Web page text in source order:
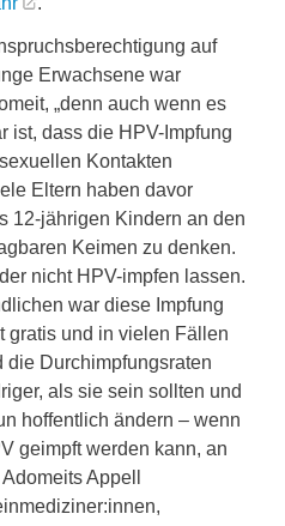
auf
Erwachsene war
„denn auch wenn es
ist, dass die HPV-Impfung
Kontakten
Eltern haben davor
12-jährigen Kindern an den
Keimen zu denken.
nicht HPV-impfen lassen.
war diese Impfung
gratis und in vielen Fällen
die Durchimpfungsraten
als sie sein sollten und
hoffentlich ändern – wenn
geimpft werden kann, an
Appell